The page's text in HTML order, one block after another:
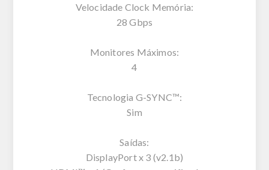
Velocidade Clock Memória:
28 Gbps
Monitores Máximos:
4
Tecnologia G-SYNC™:
Sim
Saídas:
DisplayPort x 3 (v2.1b)